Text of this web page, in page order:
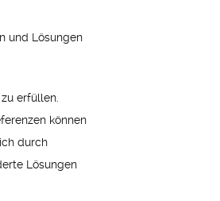
und Lösungen
erfüllen.
können
durch
Lösungen